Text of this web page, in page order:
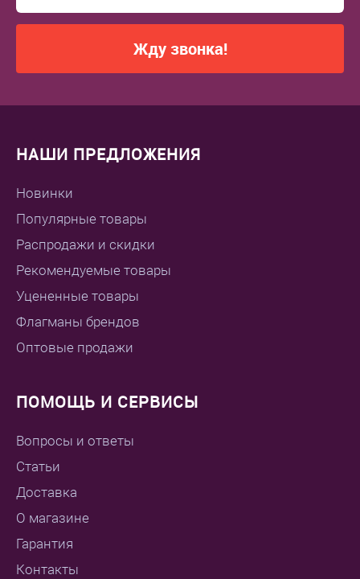
Жду звонка!
НАШИ ПРЕДЛОЖЕНИЯ
Новинки
Популярные товары
Распродажи и скидки
Рекомендуемые товары
Уцененные товары
Флагманы брендов
Оптовые продажи
ПОМОЩЬ И СЕРВИСЫ
Вопросы и ответы
Статьи
Доставка
О магазине
Гарантия
Контакты